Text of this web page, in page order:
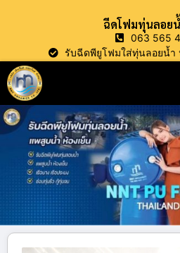
ฉีดโฟมทุ่นลอย
063 565
รับฉีดพียูโฟมใส่ทุ่นลอยน้ำ